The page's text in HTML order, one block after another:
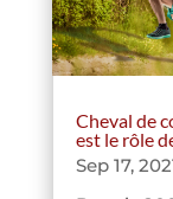
Cheval de
est le rôle
Sep 17,